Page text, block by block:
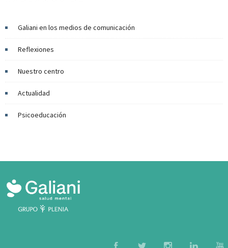
Galiani en los medios de comunicación
Reflexiones
Nuestro centro
Actualidad
Psicoeducación